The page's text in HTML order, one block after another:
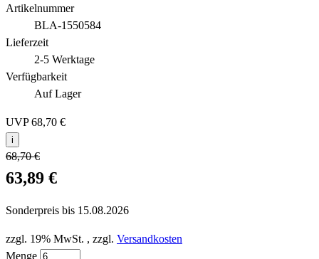
Artikelnummer
BLA-1550584
Lieferzeit
2-5 Werktage
Verfügbarkeit
Auf Lager
UVP68,70 €
i
68,70 €
63,89 €
Sonderpreis bis 15.08.2026
zzgl. 19% MwSt. , zzgl. Versandkosten
Menge